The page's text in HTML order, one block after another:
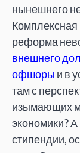
нынешнего
Комплексная
реформа
внешнего
офшоры и в
там с
изымающих
экономики?
стипендии,